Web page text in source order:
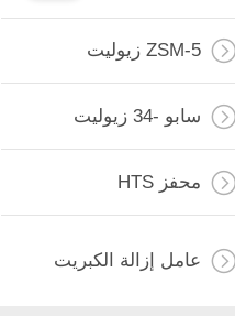
ZSM-5 زيوليت
سابو -34 زيوليت
محفز HTS
عامل إزالة الكبريت